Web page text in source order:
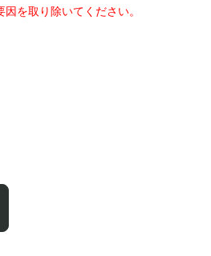
を取り除いてください。